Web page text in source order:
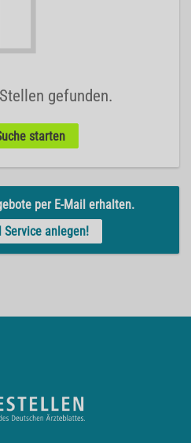
gefunden.
starten
per E-Mail erhalten.
Service anlegen!